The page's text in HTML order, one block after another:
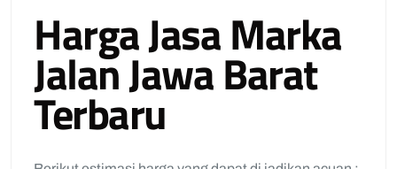
Harga Jasa Marka
Jalan Jawa Barat
Terbaru